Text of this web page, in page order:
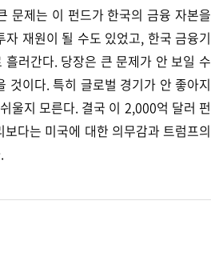
문제는 이 펀드가 한국의 금융 자본을
재원이 될 수도 있었고, 한국 금융기
러간다. 당장은 큰 문제가 안 보일 수
것이다. 특히 글로벌 경기가 안 좋아지
울지 모른다. 결국 이 2,000억 달러 펀
다는 미국에 대한 의무감과 트럼프의